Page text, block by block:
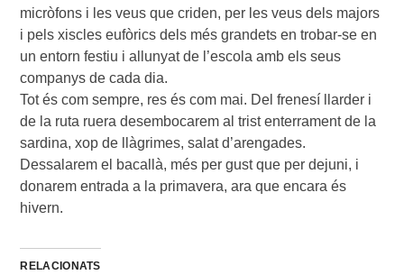
micròfons i les veus que criden, per les veus dels majors
i pels xiscles eufòrics dels més grandets en trobar-se en
un entorn festiu i allunyat de l’escola amb els seus
companys de cada dia.
Tot és com sempre, res és com mai. Del frenesí llarder i
de la ruta ruera desembocarem al trist enterrament de la
sardina, xop de llàgrimes, salat d’arengades.
Dessalarem el bacallà, més per gust que per dejuni, i
donarem entrada a la primavera, ara que encara és
hivern.
RELACIONATS